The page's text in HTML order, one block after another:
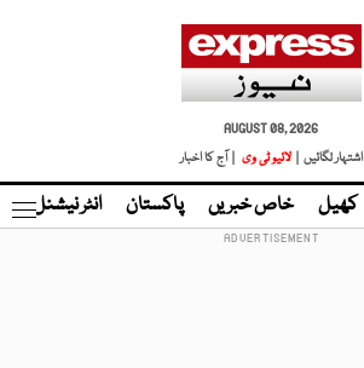
AUGUST 08, 2026
اشتہار لگائیں |
لائیو ٹی وی | آج کا اخبار
کھیل خاص خبریں پاکستان انٹر نیشنل